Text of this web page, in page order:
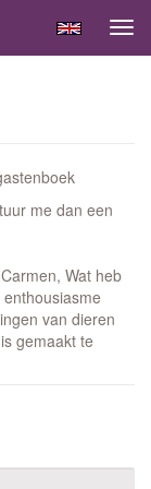
me dan een
Wat heb
van dieren
gemaakt te